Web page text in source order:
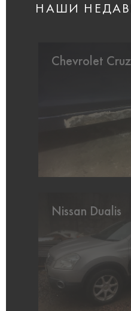
НАШИ
Chevrolet
Nissan Dualis